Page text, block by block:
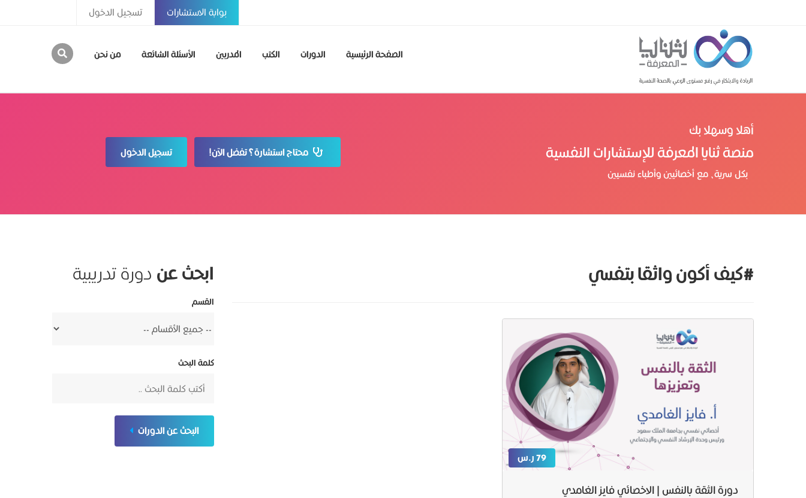
تسجيل الدخول بوابة الاستشارات
الصفحة الرئيسية الدورات الكتب المدربين الأسئلة الشائعة من نحن
أهلا وسهلا بك
منصة ثنايا المعرفة للإستشارات النفسية
بكل سرية، مع أخصائيين وأطباء نفسيين
محتاج استشارة؟ تفضل الآن! تسجيل الدخول
#كيف أكون واثقا بتفسي
79 ر.س
دورة الثقة بالنفس | الاخصائي فايز الغامدي
ابحث عن دورة تدريبية
القسم
كلمة البحث
البحث عن الدورات